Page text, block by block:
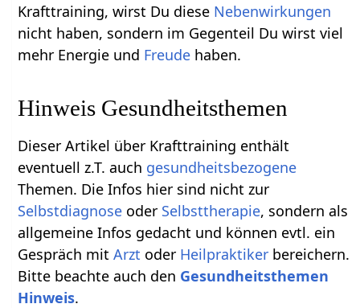
Krafttraining, wirst Du diese Nebenwirkungen
nicht haben, sondern im Gegenteil Du wirst viel
mehr Energie und Freude haben.
Hinweis Gesundheitsthemen
Dieser Artikel über Krafttraining enthält
eventuell z.T. auch gesundheitsbezogene
Themen. Die Infos hier sind nicht zur
Selbstdiagnose oder Selbsttherapie, sondern als
allgemeine Infos gedacht und können evtl. ein
Gespräch mitArzt oder Heilpraktiker bereichern.
Bitte beachte auch den Gesundheitsthemen
Hinweis.